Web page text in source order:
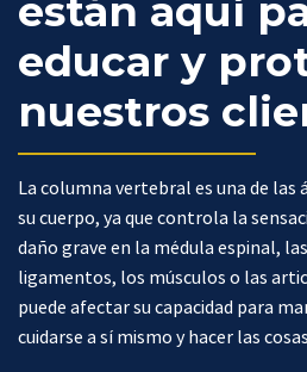
están aquí
educar y
nuestros
La columna vertebral es una de
su cuerpo, ya que controla la
daño grave en la médula espinal,
ligamentos, los músculos o las
puede afectar su capacidad para
cuidarse a sí mismo y hacer las